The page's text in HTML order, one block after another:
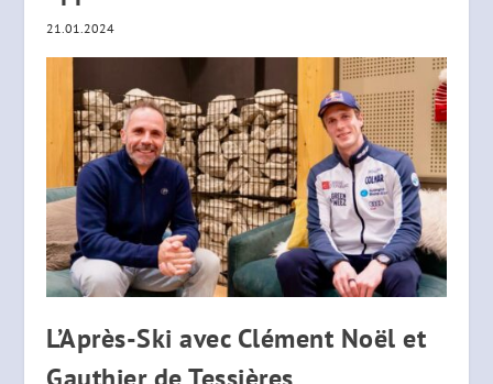
21.01.2024
L’Après-Ski avec Clément Noël et